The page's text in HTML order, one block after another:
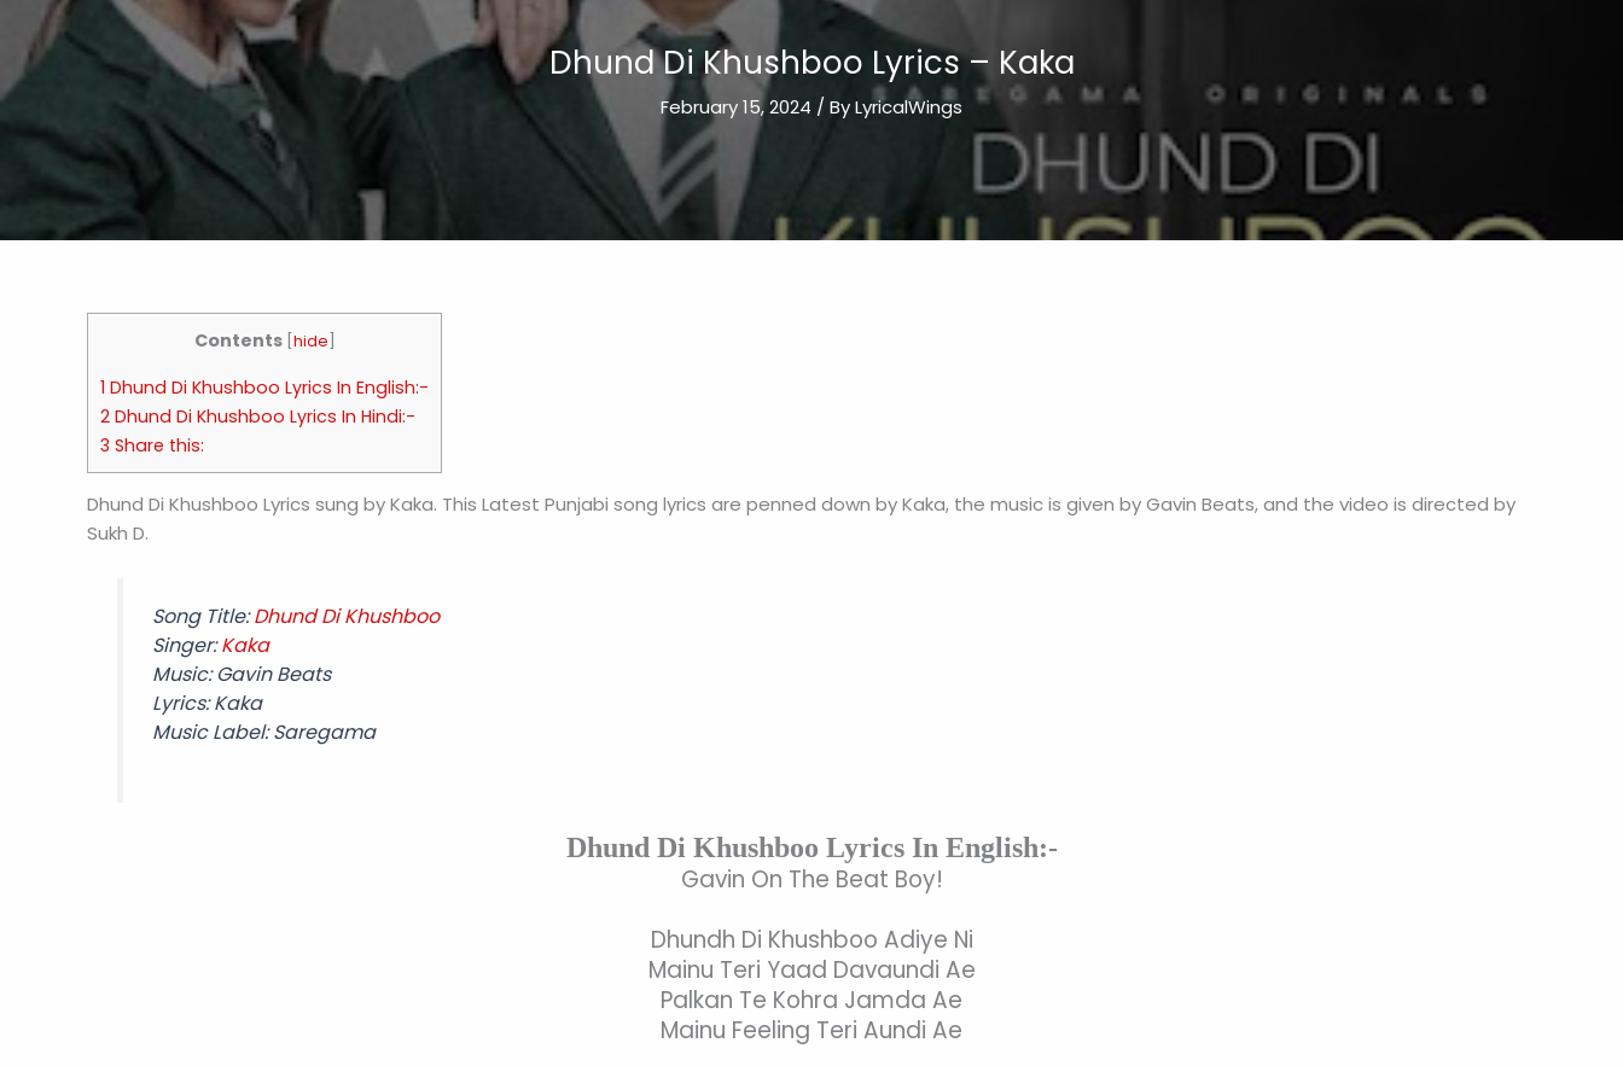
Dhund Di Khushboo Lyrics – Kaka
February 15, 2024 / ByLyricalWings
Contents hide
1 Dhund Di Khushboo Lyrics In English:-
2 Dhund Di Khushboo Lyrics In Hindi:-
3 Share this:
Dhund Di Khushboo Lyrics sung by Kaka. This Latest Punjabi song lyrics are penned down by Kaka, the music is given by Gavin Beats, and the video is directed by
Sukh D.
Song Title:Dhund Di Khushboo
Singer:Kaka
Music: Gavin Beats
Lyrics: Kaka
Music Label: Saregama
Dhund Di Khushboo Lyrics In English:-
Gavin On The Beat Boy!
Dhundh Di Khushboo Adiye Ni
Mainu Teri Yaad Davaundi Ae
Palkan Te Kohra Jamda Ae
Mainu Feeling Teri Aundi Ae